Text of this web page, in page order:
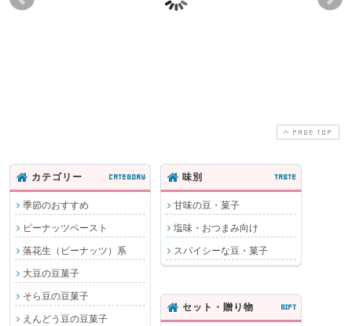
PAGE TOP
カテゴリー CATEGORY
季節のおすすめ
ピーナッツペースト
落花生（ピーナッツ）系
大豆の豆菓子
そら豆の豆菓子
えんどう豆の豆菓子
味別 TASTE
甘味の豆・菓子
塩味・おつまみ向け
スパイシーな豆・菓子
セット・贈り物 GIFT